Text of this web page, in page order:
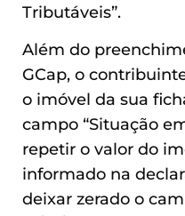
Tributáveis”.
Além do
GCap, o
o imóvel da sua
campo “Situação
repetir o valor do
informado na
deixar zerado o